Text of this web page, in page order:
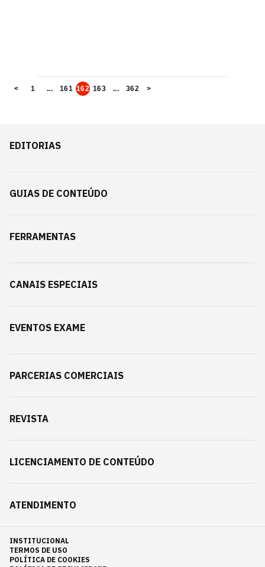
< 1 ... 161 162 163 ... 362 >
EDITORIAS
GUIAS DE CONTEÚDO
FERRAMENTAS
CANAIS ESPECIAIS
EVENTOS EXAME
PARCERIAS COMERCIAIS
REVISTA
LICENCIAMENTO DE CONTEÚDO
ATENDIMENTO
INSTITUCIONAL
TERMOS DE USO
POLÍTICA DE COOKIES